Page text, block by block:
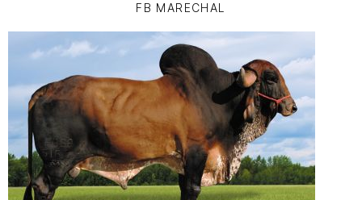
FB MARECHAL